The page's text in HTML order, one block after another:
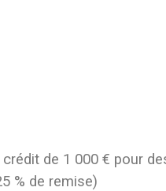
de 1 000 € pour
% de remise)